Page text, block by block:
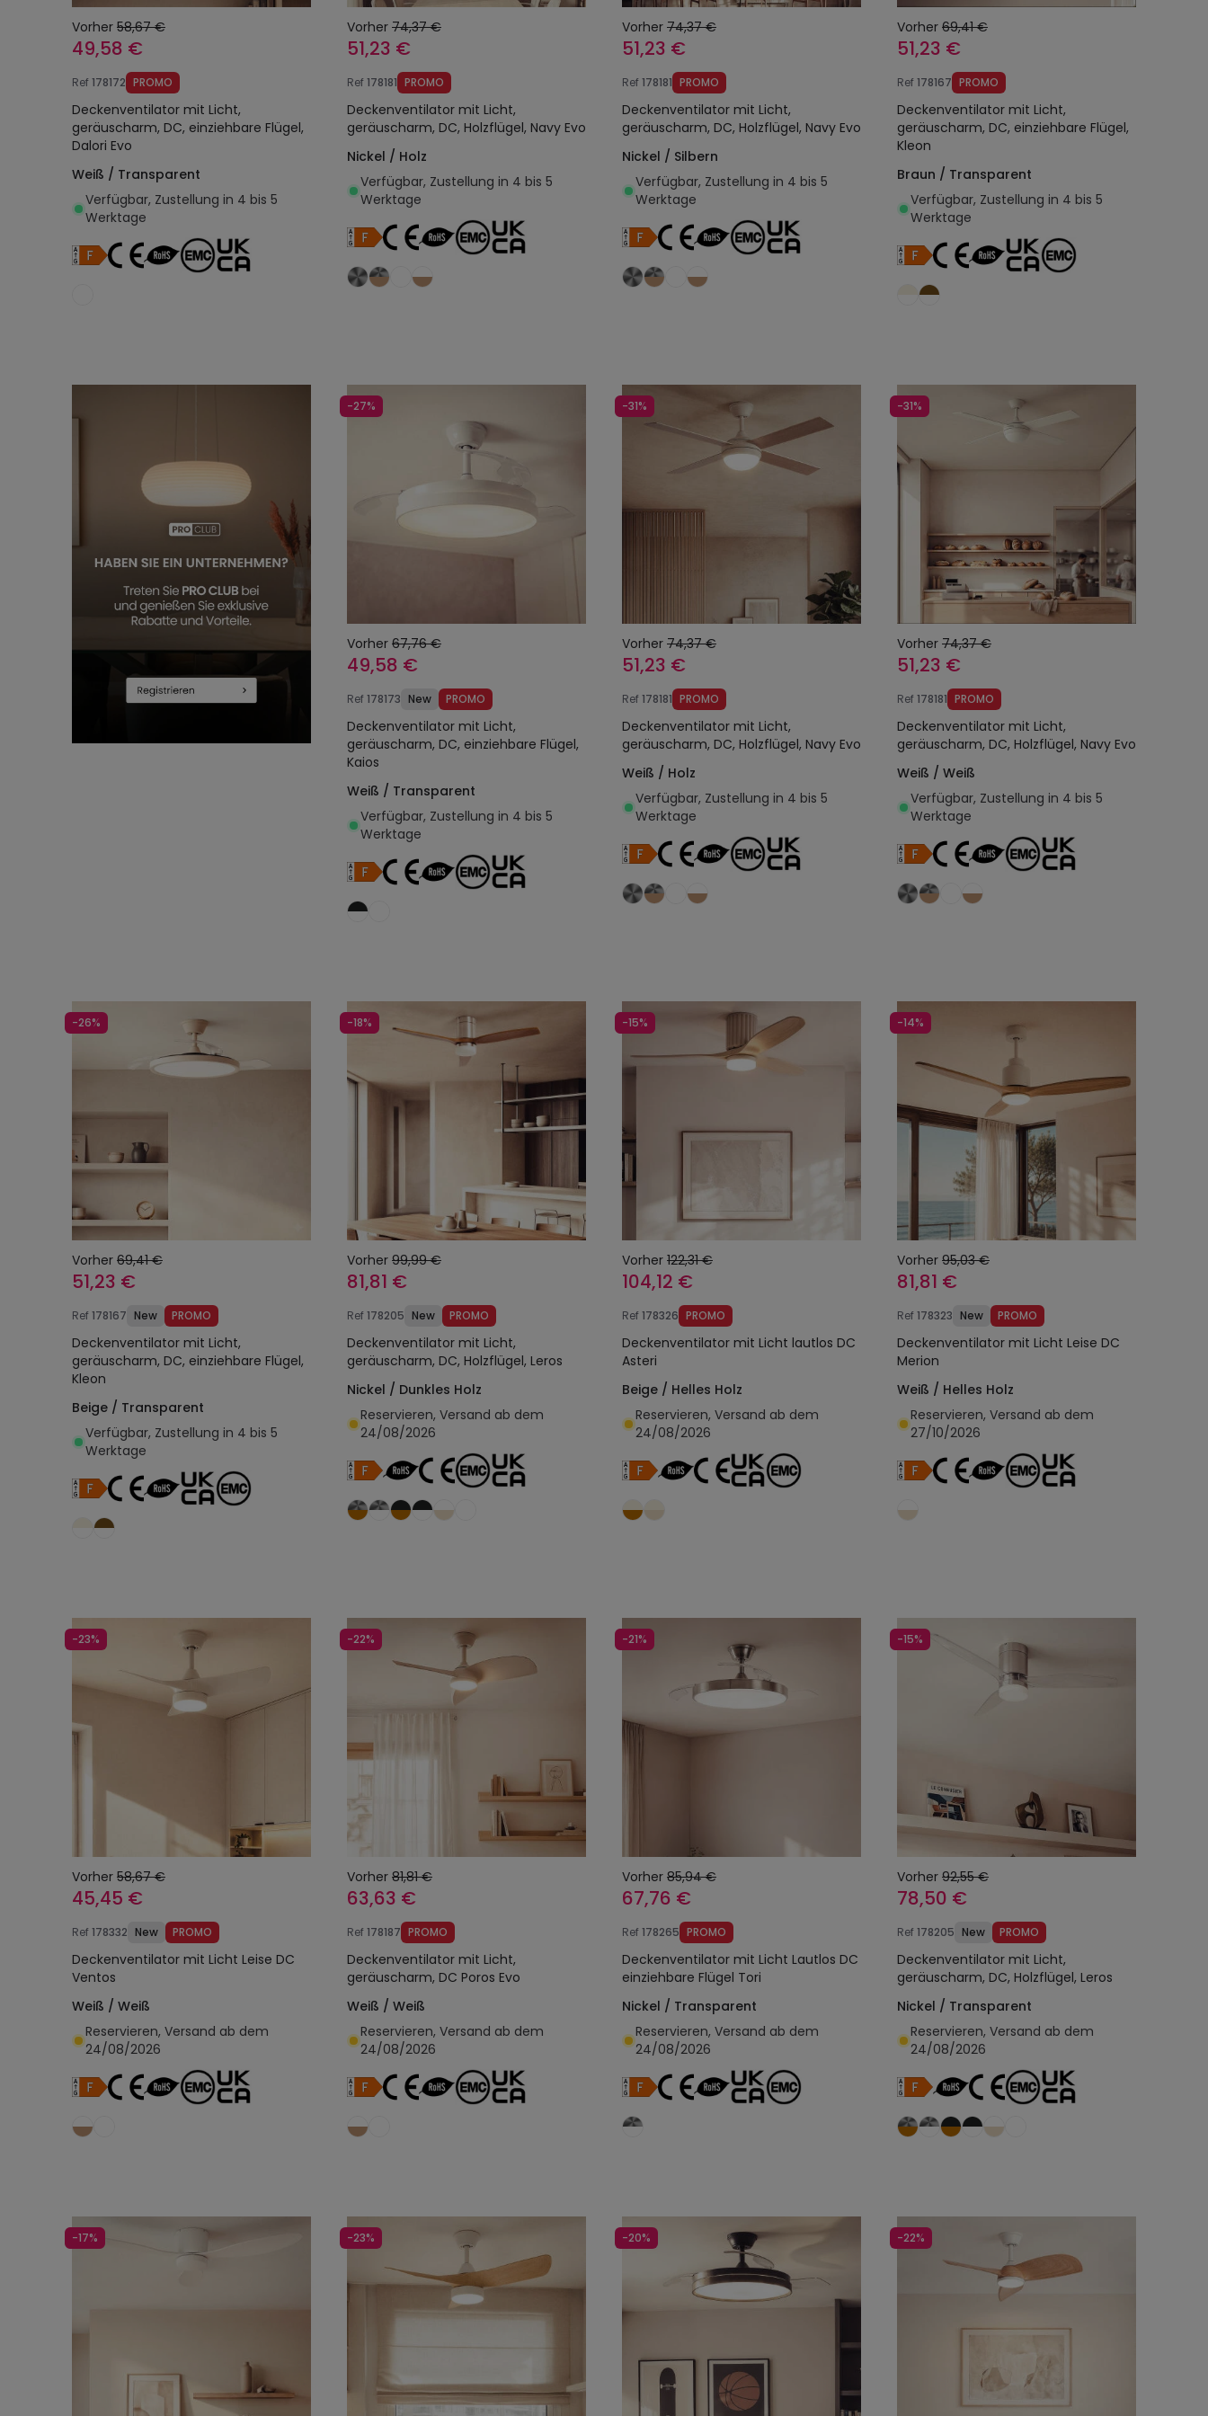
Vorher 58,67 €
49,58 €
Ref178172 PROMO
Deckenventilator mit Licht,
geräuscharm, DC, einziehbare Flügel,
Dalori Evo
Weiß / Transparent
Verfügbar, Zustellung in 4 bis 5
Werktage
Vorher 74,37 €
51,23 €
Ref178181 PROMO
Deckenventilator mit Licht,
geräuscharm, DC, Holzflügel, Navy Evo
Nickel / Holz
Verfügbar, Zustellung in 4 bis 5
Werktage
Vorher 74,37 €
51,23 €
Ref178181 PROMO
Deckenventilator mit Licht,
geräuscharm, DC, Holzflügel, Navy Evo
Nickel / Silbern
Verfügbar, Zustellung in 4 bis 5
Werktage
Vorher 69,41 €
51,23 €
Ref178167 PROMO
Deckenventilator mit Licht,
geräuscharm, DC, einziehbare Flügel,
Kleon
Braun / Transparent
Verfügbar, Zustellung in 4 bis 5
Werktage
-27%
Vorher 67,76 €
49,58 €
Ref178173 New PROMO
Deckenventilator mit Licht,
geräuscharm, DC, einziehbare Flügel,
Kaios
Weiß / Transparent
Verfügbar, Zustellung in 4 bis 5
Werktage
-31%
Vorher 74,37 €
51,23 €
Ref178181 PROMO
Deckenventilator mit Licht,
geräuscharm, DC, Holzflügel, Navy Evo
Weiß / Holz
Verfügbar, Zustellung in 4 bis 5
Werktage
-31%
Vorher 74,37 €
51,23 €
Ref178181 PROMO
Deckenventilator mit Licht,
geräuscharm, DC, Holzflügel, Navy Evo
Weiß / Weiß
Verfügbar, Zustellung in 4 bis 5
Werktage
-26%
Vorher 69,41 €
51,23 €
Ref178167 New PROMO
Deckenventilator mit Licht,
geräuscharm, DC, einziehbare Flügel,
Kleon
Beige / Transparent
Verfügbar, Zustellung in 4 bis 5
Werktage
-18%
Vorher 99,99 €
81,81 €
Ref178205 New PROMO
Deckenventilator mit Licht,
geräuscharm, DC, Holzflügel, Leros
Nickel / Dunkles Holz
Reservieren, Versand ab dem
24/08/2026
-15%
Vorher 122,31 €
104,12 €
Ref178326 PROMO
Deckenventilator mit Licht lautlos DC
Asteri
Beige / Helles Holz
Reservieren, Versand ab dem
24/08/2026
-14%
Vorher 95,03 €
81,81 €
Ref178323 New PROMO
Deckenventilator mit Licht Leise DC
Merion
Weiß / Helles Holz
Reservieren, Versand ab dem
27/10/2026
-23%
Vorher 58,67 €
45,45 €
Ref178332 New PROMO
Deckenventilator mit Licht Leise DC
Ventos
Weiß / Weiß
Reservieren, Versand ab dem
24/08/2026
-22%
Vorher 81,81 €
63,63 €
Ref178187 PROMO
Deckenventilator mit Licht,
geräuscharm, DC Poros Evo
Weiß / Weiß
Reservieren, Versand ab dem
24/08/2026
-21%
Vorher 85,94 €
67,76 €
Ref178265 PROMO
Deckenventilator mit Licht Lautlos DC
einziehbare Flügel Tori
Nickel / Transparent
Reservieren, Versand ab dem
24/08/2026
-15%
Vorher 92,55 €
78,50 €
Ref178205 New PROMO
Deckenventilator mit Licht,
geräuscharm, DC, Holzflügel, Leros
Nickel / Transparent
Reservieren, Versand ab dem
24/08/2026
In den Warenkorb legen
-17% -23% -20% -22%